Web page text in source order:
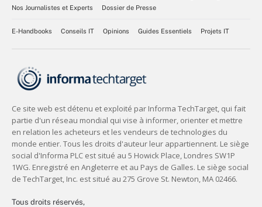
Nos Journalistes et Experts
Dossier de Presse
E-Handbooks Conseils IT Opinions Guides Essentiels Projets IT
Tous droits réservés,